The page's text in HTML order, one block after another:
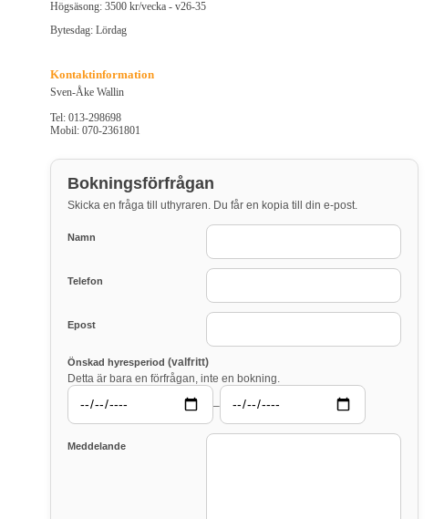
Högsäsong: 3500 kr/vecka - v26-35
Bytesdag: Lördag
Kontaktinformation
Sven-Åke Wallin
Tel: 013-298698
Mobil: 070-2361801
Bokningsförfrågan
Skicka en fråga till uthyraren. Du får en kopia till din e-post.
Namn
Telefon
Epost
Önskad hyresperiod (valfritt)
Detta är bara en förfrågan, inte en bokning.
–
Meddelande